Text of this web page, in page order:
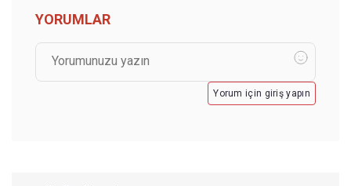
YORUMLAR
Yorum için giriş yapın